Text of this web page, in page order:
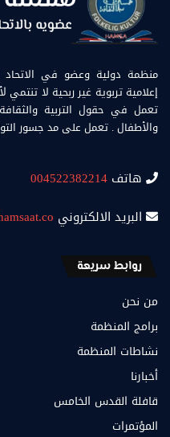
منظمة دولية وعضو في الاتحاد
إعلامية تربوية غير ربحية لا
تعمل في حقول التربية
والأطفال . تعمل على مد جسور
هاتف 004522382214
البريد الالكتروني
روابط سريعة
من نحن
برامج المنظمة
نشاطات المنظمة
أخبارنا
قافلة القدس الخامس
المؤتمرات